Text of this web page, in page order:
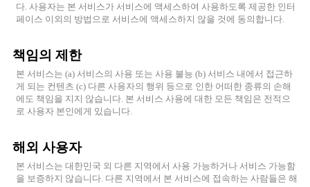
다. 사용자는 본 서비스가 서비스에 액세스하여 사용하도록 제공한 인터
페이스 이외의 방법으로 서비스에 액세스하지 않을 것에 동의합니다.
책임의 제한
본 서비스는 (a) 서비스의 사용 또는 사용 불능 (b) 서비스 내에서 접근하
게 되는 컨텐츠 (c) 다른 사용자의 행위 등으로 인한 어떠한 종류의 손해
에도 책임을 지지 않습니다. 본 서비스 사용에 대한 모든 책임은 전적으
로 사용자 본인에게 있습니다.
해외 사용자
본 서비스는 대한민국 외 다른 지역에서 사용 가능하거나 서비스 가능함
을 보증하지 않습니다. 다른 지역에서 본 서비스에 접속하는 사람들은 해